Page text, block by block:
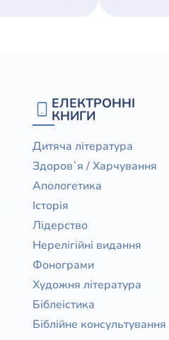
ЕЛЕКТРОННІ
КНИГИ
Дитяча література
Здоров`я / Харчування
Апологетика
Історія
Лідерство
Нерелігійні видання
Фонограми
Художня література
Біблеістика
Біблійне консультування